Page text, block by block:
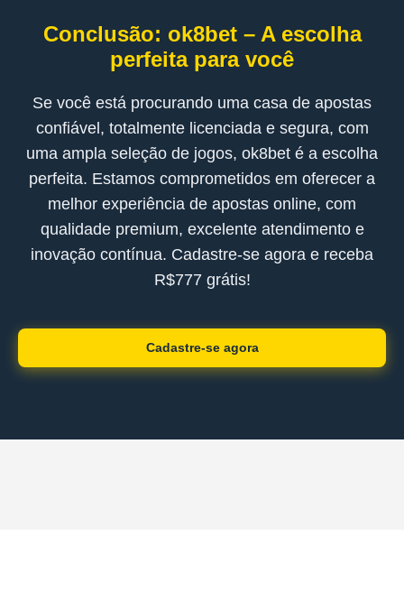
Conclusão: ok8bet – A escolha
perfeita para você
Se você está procurando uma casa de apostas
confiável, totalmente licenciada e segura, com
uma ampla seleção de jogos, ok8bet é a escolha
perfeita. Estamos comprometidos em oferecer a
melhor experiência de apostas online, com
qualidade premium, excelente atendimento e
inovação contínua. Cadastre-se agora e receba
R$777 grátis!
Cadastre-se agora